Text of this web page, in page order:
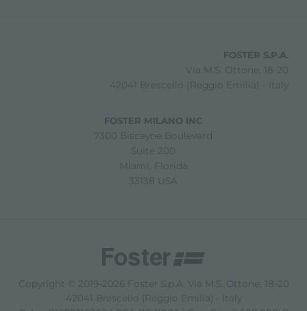
FOSTER S.P.A.
Via M.S. Ottone, 18-20
42041 Brescello (Reggio Emilia) - Italy
FOSTER MILANO INC
7300 Biscayne Boulevard
Suite 200
Miami, Florida
33138 USA
Copyright © 2019-2026 Foster S.p.A. Via M.S. Ottone, 18-20
42041 Brescello (Reggio Emilia) - Italy